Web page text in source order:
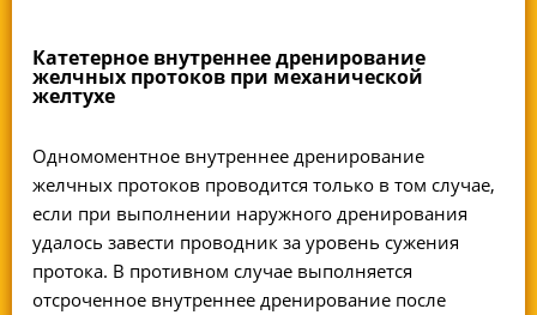
Катетерное внутреннее дренирование
желчных протоков при механической
желтухе
Одномоментное внутреннее дренирование
желчных протоков проводится только в том случае,
если при выполнении наружного дренирования
удалось завести проводник за уровень сужения
протока. В противном случае выполняется
отсроченное внутреннее дренирование после